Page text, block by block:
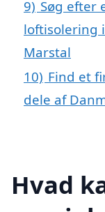
9) Søg efter
loftisolering
Marstal
10) Find et
dele af
Hvad